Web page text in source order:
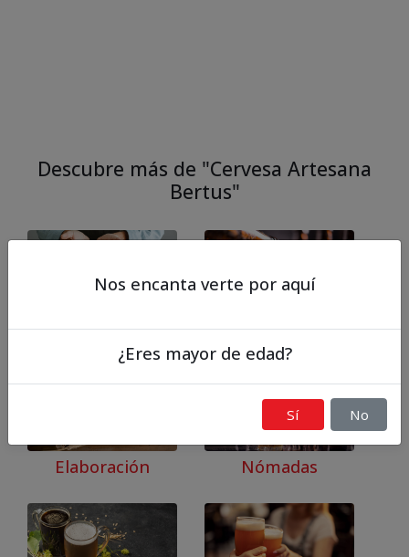
Descubre más de "Cervesa Artesana
Bertus"
Nosotros Cervezas
Elaboración Nómadas
Nos encanta verte por aquí
¿Eres mayor de edad?
No